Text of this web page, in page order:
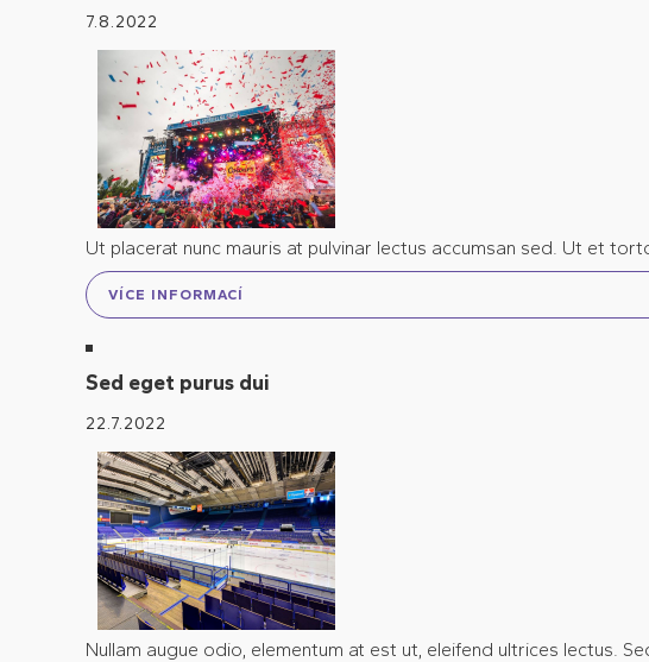
7.8.2022
Ut placerat nunc mauris at pulvinar lectus accumsan sed. Ut et
VÍCE INFORMACÍ
Sed eget purus dui
22.7.2022
Nullam augue odio, elementum at est ut, eleifend ultrices lectus.